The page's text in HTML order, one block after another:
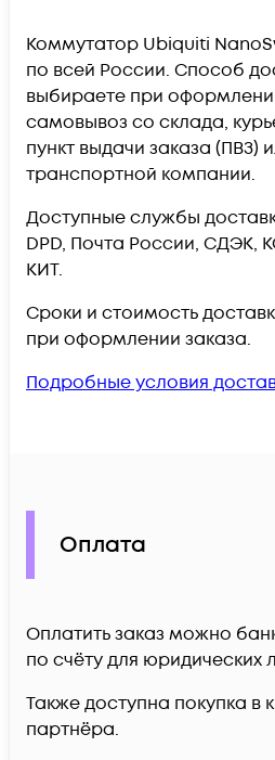
Коммутатор Ubiquiti
по всей России. Способ
выбираете при
самовывоз со склада,
пункт выдачи заказа (ПВЗ)
транспортной компании.
Доступные службы
DPD, Почта России, СДЭК,
КИТ.
Сроки и стоимость
при оформлении заказа.
Подробные условия
Оплата
Оплатить заказ можно
по счёту для юридических
Также доступна покупка в
партнёра.